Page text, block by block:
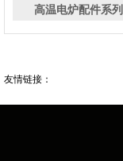
高温电炉配件系列
友情链接：